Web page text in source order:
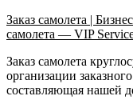
Заказ самолета |
самолета — VIP
Заказ самолета
организации
составляющая нашей